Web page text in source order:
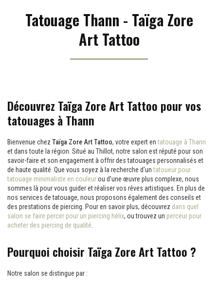
Tatouage Thann - Taïga Zore
Art Tattoo
Découvrez Taïga Zore Art Tattoo pour vos
tatouages à Thann
Bienvenue chez Taïga Zore Art Tattoo, votre expert entatouage à Thann
et dans toute la région. Situé au Thillot, notre salon est réputé pour son
savoir-faire et son engagement à offrir des tatouages personnalisés et
de haute qualité. Que vous soyez à la recherche d'untatoueur pour
tatouage minimaliste en couleurou d'une œuvre plus complexe, nous
sommes là pour vous guider et réaliser vos rêves artistiques. En plus de
nos services de tatouage, nous proposons également des conseils et
des prestations de piercing. Pour en savoir plus, découvrez dans quel
salon se faire percer pour un piercing hélix, ou trouvez un perceur pour
acheter des piercing de qualité
Pourquoi choisir Taïga Zore Art Tattoo ?
Notre salon se distingue par :